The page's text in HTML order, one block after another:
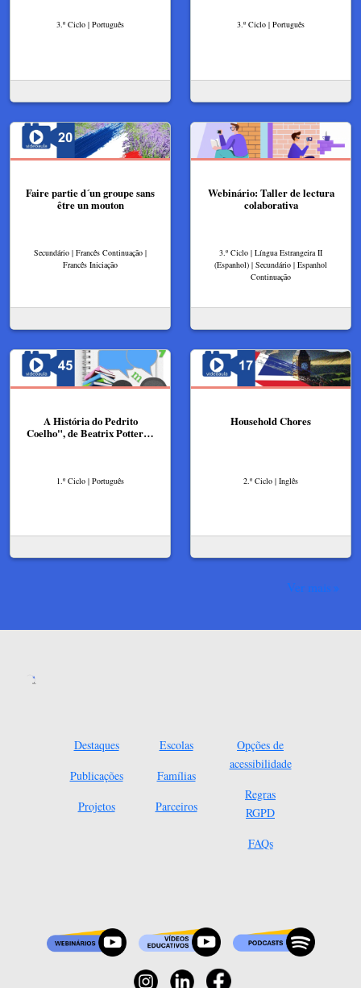
3.º Ciclo | Português 3.º Ciclo | Português
Faire partie d´un groupe sans
être un mouton
Secundário | Francês Continuação |
Francês Iniciação
Webinário: Taller de lectura
colaborativa
3.º Ciclo | Língua Estrangeira II
(Espanhol) | Secundário | Espanhol
Continuação
A História do Pedrito
Coelho", de Beatrix Potter…
1.º Ciclo | Português
Household Chores
2.º Ciclo | Inglês
Ver mais
Destaques
Publicações
Projetos
Escolas
Famílias
Parceiros
Opções de
acessibilidade
Regras
RGPD
FAQs